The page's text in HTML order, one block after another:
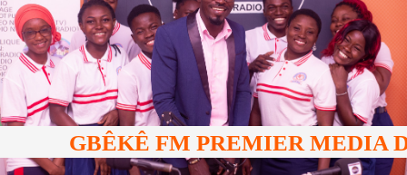
GBÊKÊ FM PREMIER MEDIA